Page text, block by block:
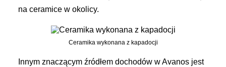
na ceramice w okolicy.
Ceramika wykonana z kapadocji
Innym znaczącym źródłem dochodów w Avanos jest